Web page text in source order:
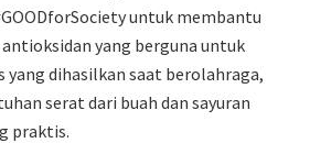
untuk membantu
yang berguna untuk
yang dihasilkan saat berolahraga,
serat dari buah dan sayuran
praktis.